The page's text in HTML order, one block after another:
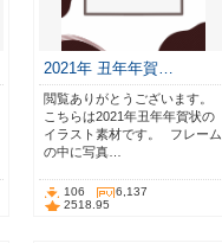
2021年 丑年年賀…
閲覧ありがとうございます。⠀
こちらは2021年丑年年賀状の
イラスト素材です。⠀フレーム
の中に写真…
106
6,137
2518.95